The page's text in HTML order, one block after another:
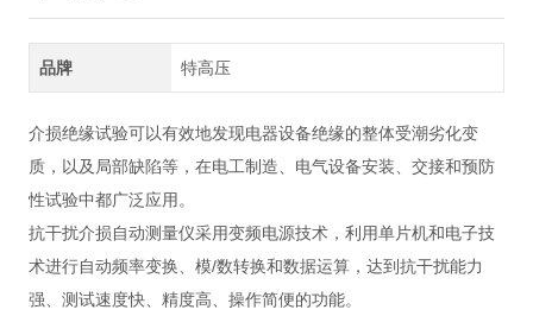
品牌 特高压
介损绝缘试验可以有效地发现电器设备绝缘的整体受潮劣化变
质，以及局部缺陷等，在电工制造、电气设备安装、交接和预防
性试验中都广泛应用。
抗干扰介损自动测量仪采用变频电源技术，利用单片机和电子技
术进行自动频率变换、模/数转换和数据运算，达到抗干扰能力
强、测试速度快、精度高、操作简便的功能。